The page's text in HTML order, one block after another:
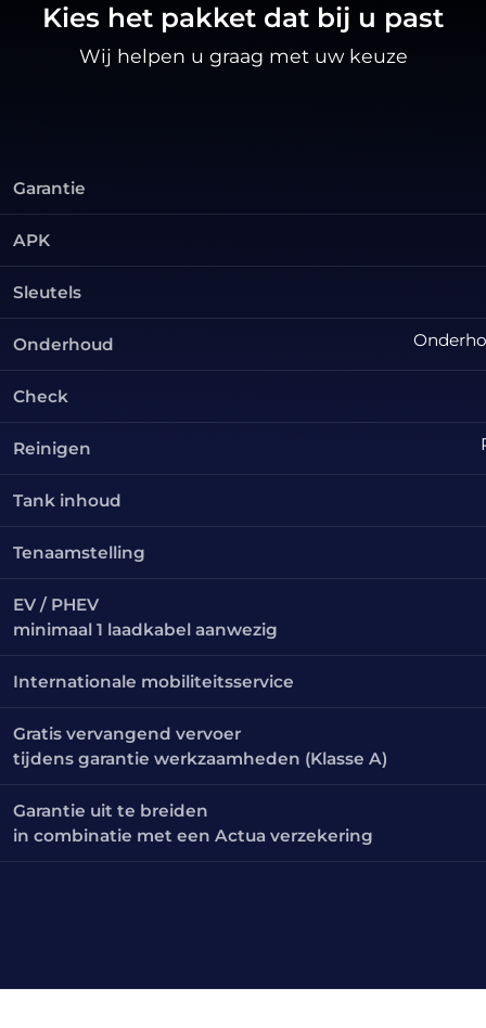
Kies het pakket dat bij u past
Wij helpen u graag met uw keuze
Garantie
APK
Sleutels
Onderhoud
Check
Reinigen
Tank inhoud
Tenaamstelling
EV / PHEV
minimaal 1 laadkabel aanwezig
Internationale mobiliteitsservice
Gratis vervangend vervoer
tijdens garantie werkzaamheden (Klasse A)
Garantie uit te breiden
in combinatie met een Actua verzekering